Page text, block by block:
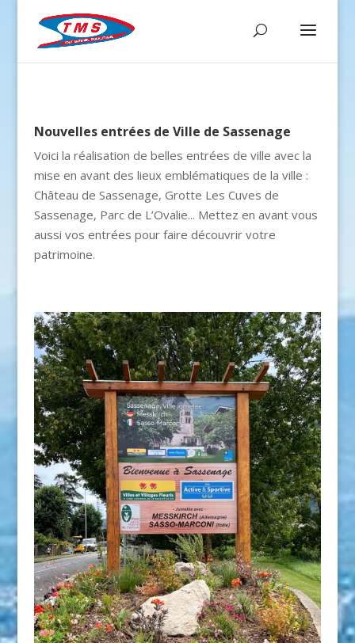
Nouvelles entrées de Ville de Sassenage
Voici la réalisation de belles entrées de ville avec la
mise en avant des lieux emblématiques de la ville :
Château de Sassenage, Grotte Les Cuves de
Sassenage, Parc de L’Ovalie... Mettez en avant vous
aussi vos entrées pour faire découvrir votre
patrimoine.